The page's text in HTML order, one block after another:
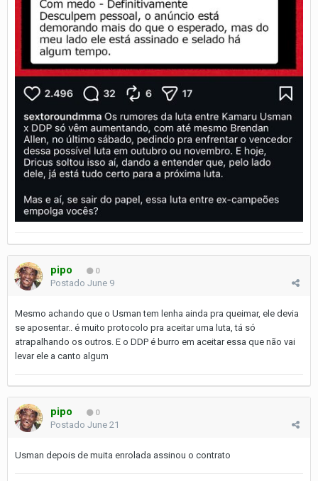
pipo 0
Postado June 9
Mesmo achando que o Usman tem lenha ainda pra queimar, ele devia
se aposentar.. é muito protocolo pra aceitar uma luta, tá só
atrapalhando os outros. E o DDP é burro em aceitar essa que não vai
levar ele a canto algum
pipo 0
Postado June 21
Usman depois de muita enrolada assinou o contrato